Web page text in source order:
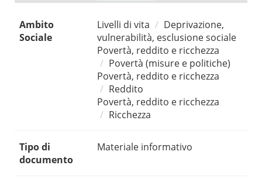
Ambito
Sociale
Livelli di vita
Deprivazione,
vulnerabilità, esclusione sociale
Povertà, reddito e ricchezza
Povertà (misure e politiche)
Povertà, reddito e ricchezza
Reddito
Povertà, reddito e ricchezza
Ricchezza
Tipo di
documento
Materiale informativo